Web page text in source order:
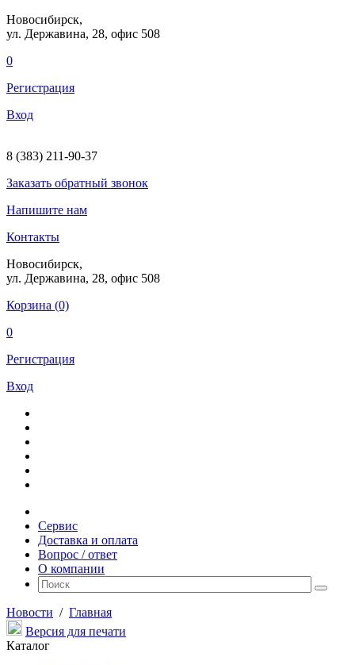
Новосибирск,
ул. Державина, 28, офис 508
0
Регистрация
Вход
8 (383) 211-90-37
Заказать обратный звонок
Напишите нам
Контакты
Новосибирск,
ул. Державина, 28, офис 508
Корзина (0)
0
Регистрация
Вход
Сервис
Доставка и оплата
Вопрос / ответ
О компании
Новости / Главная
Версия для печати
Каталог